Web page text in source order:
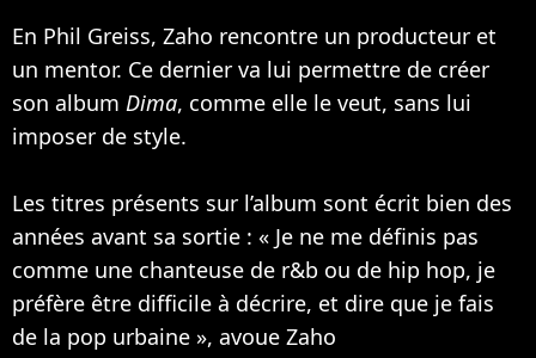
En Phil Greiss, Zaho rencontre un producteur et
un mentor. Ce dernier va lui permettre de créer
son album Dima, comme elle le veut, sans lui
imposer de style.
Les titres présents sur l’album sont écrit bien des
années avant sa sortie : « Je ne me définis pas
comme une chanteuse de r&b ou de hip hop, je
préfère être difficile à décrire, et dire que je fais
de la pop urbaine », avoue Zaho